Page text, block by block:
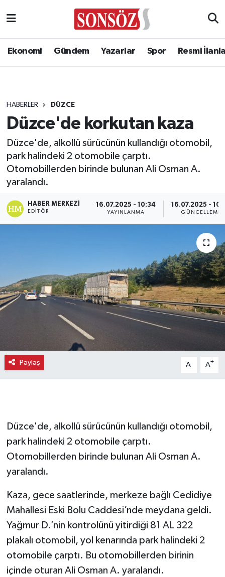
Ekonomi Gündem Yazarlar Spor Resmi
HABERLER DÜZCE
Düzce'de korkutan kaza
Düzce'de, alkollü sürücünün kullandığı otomobil,
park halindeki 2 otomobile çarptı.
Otomobillerden birinde bulunan Ali Osman A.
yaralandı.
HABER MERKEZI
EDITÖR
16.07.2025 - 10:34
YAYINLANMA
16.07.2025 -
GÜNCELLEME
Paylaş A- A+
Düzce'de, alkollü sürücünün kullandığı otomobil,
park halindeki 2 otomobile çarptı.
Otomobillerden birinde bulunan Ali Osman A.
yaralandı.
Kaza, gece saatlerinde, merkeze bağlı Cedidiye
Mahallesi Eski Bolu Caddesi’nde meydana geldi.
Yağmur D.’nin kontrolünü yitirdiği 81 AL 322
plakalı otomobil, yol kenarında park halindeki 2
otomobile çarptı. Bu otomobillerden birinin
içinde oturan Ali Osman A. yaralandı.